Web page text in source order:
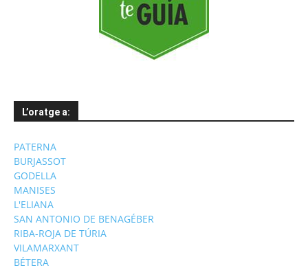
L’oratge a:
PATERNA
BURJASSOT
GODELLA
MANISES
L'ELIANA
SAN ANTONIO DE BENAGÉBER
RIBA-ROJA DE TÚRIA
VILAMARXANT
BÉTERA